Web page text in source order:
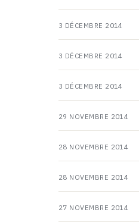
3 DÉCEMBRE 2014
3 DÉCEMBRE 2014
3 DÉCEMBRE 2014
29 NOVEMBRE 2014
28 NOVEMBRE 2014
28 NOVEMBRE 2014
27 NOVEMBRE 2014